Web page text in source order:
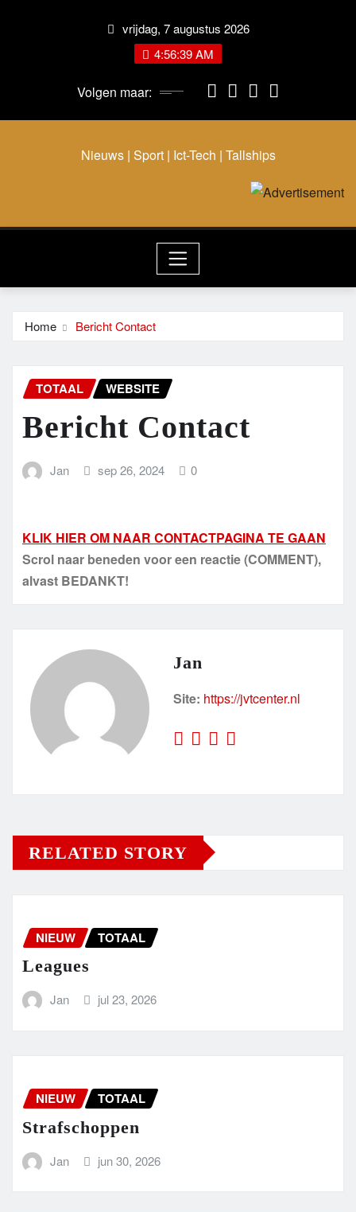
vrijdag, 7 augustus 2026
4:56:39 AM
Volgen maar:
Nieuws | Sport | Ict-Tech | Tallships
Home Bericht Contact
TOTAAL WEBSITE
Bericht Contact
Jan sep 26, 2024 0
KLIK HIER OM NAAR CONTACTPAGINA TE GAAN
Scrol naar beneden voor een reactie (COMMENT),
alvast BEDANKT!
Jan
Site: https://jvtcenter.nl
RELATED STORY
NIEUW TOTAAL
Leagues
Jan jul 23, 2026
NIEUW TOTAAL
Strafschoppen
Jan jun 30, 2026